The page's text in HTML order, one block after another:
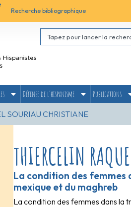
Recherche bibliographique
Défense de l’hispanisme Publications
SOURIAU CHRISTIANE
THIERCELIN
La condition des
mexique et du maghreb
La condition des femmes dans la